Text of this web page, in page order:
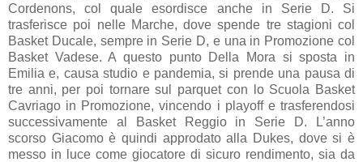
Cordenons, col quale esordisce anche in Serie D. Si
trasferisce poi nelle Marche, dove spende tre stagioni col
Basket Ducale, sempre in Serie D, e una in Promozione col
Basket Vadese. A questo punto Della Mora si sposta in
Emilia e, causa studio e pandemia, si prende una pausa di
tre anni, per poi tornare sul parquet con lo Scuola Basket
Cavriago in Promozione, vincendo i playoff e trasferendosi
successivamente al Basket Reggio in Serie D. L’anno
scorso Giacomo è quindi approdato alla Dukes, dove si è
messo in luce come giocatore di sicuro rendimento, sia da